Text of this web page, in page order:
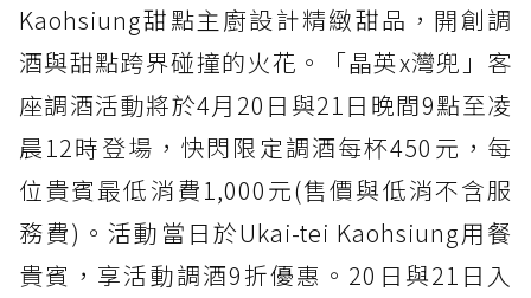
Kaohsiung甜點主廚設計精緻甜品，開創調
酒與甜點跨界碰撞的火花。「晶英x灣兜」客
座調酒活動將於4月20日與21日晚間9點至凌
晨12時登場，快閃限定調酒每杯450元，每
位貴賓最低消費1,000元(售價與低消不含服
務費)。活動當日於Ukai-tei Kaohsiung用餐
貴賓，享活動調酒9折優惠。20日與21日入